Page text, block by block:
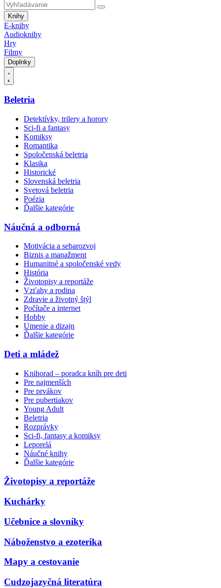
Knihy
E-knihy
Audioknihy
Hry
Filmy
Doplnky
Beletria
Detektívky, trilery a horory
Sci-fi a fantasy
Komiksy
Romantika
Spoločenská beletria
Klasika
Historické
Slovenská beletria
Svetová beletria
Poézia
Ďalšie kategórie
Náučná a odborná
Motivácia a sebarozvoj
Biznis a manažment
Humanitné a spoločenské vedy
História
Životopisy a reportáže
Vzťahy a rodina
Zdravie a životný štýl
Počítače a internet
Hobby
Umenie a dizajn
Ďalšie kategórie
Deti a mládež
Knihorad – poradca kníh pre deti
Pre najmenších
Pre prvákov
Pre pubertiakov
Young Adult
Beletria
Rozprávky
Sci-fi, fantasy a komiksy
Leporelá
Náučné knihy
Ďalšie kategórie
Životopisy a reportáže
Kuchárky
Učebnice a slovníky
Náboženstvo a ezoterika
Mapy a cestovanie
Cudzojazyčná literatúra